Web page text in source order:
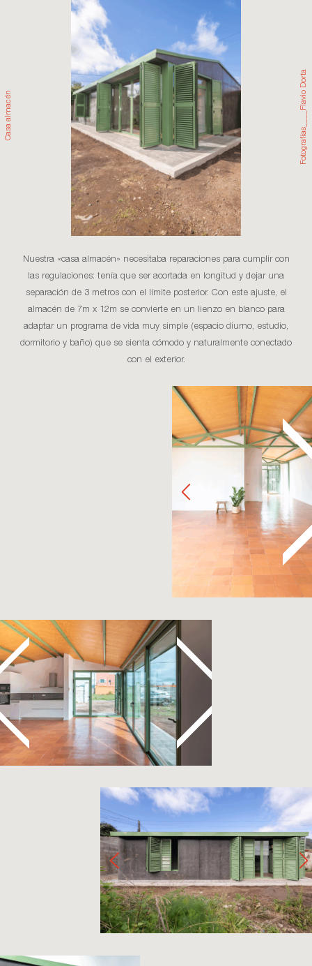
Casa
almacén Fotografías____Flavio Dorta
Nuestra «casa almacén» necesitaba reparaciones para cumplir con
las regulaciones: tenía que ser acortada en longitud y dejar una
separación de 3 metros con el límite posterior. Con este ajuste, el
almacén de 7m x 12m se convierte en un lienzo en blanco para
adaptar un programa de vida muy simple (espacio diurno, estudio,
dormitorio y baño) que se sienta cómodo y naturalmente conectado
con el exterior.